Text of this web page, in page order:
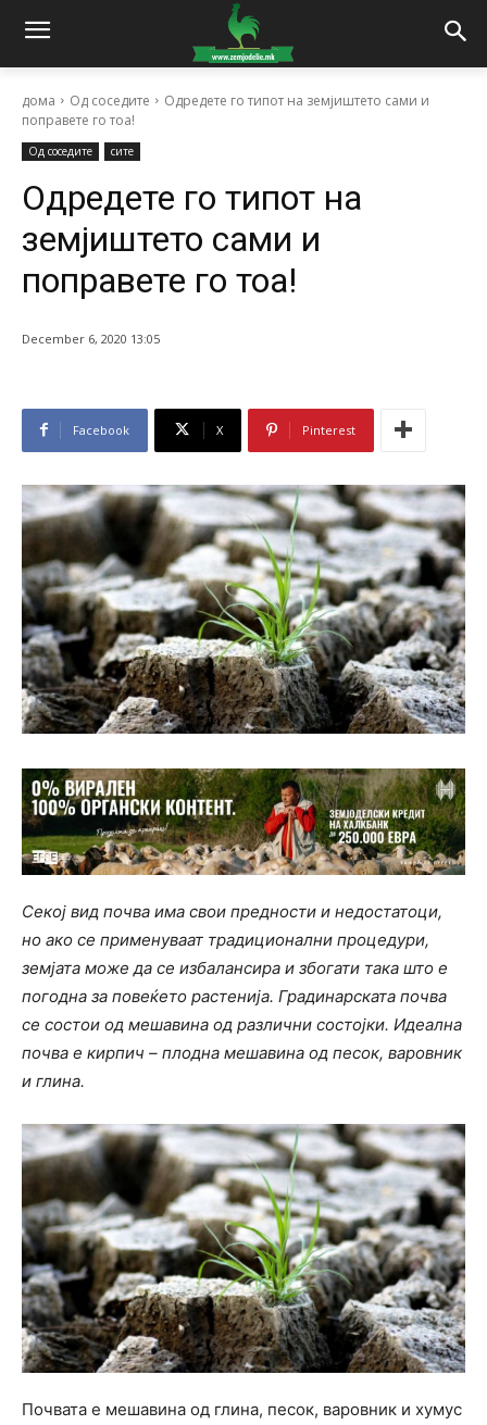
дома Од соседите
Одредете го типот на земјиштето сами и
поправете го тоа!
Од соседите сите
Одредете го типот на
земјиштето сами и
поправете го тоа!
December 6, 2020 13:05
Facebook X Pinterest
Секој вид почва има свои предности и недостатоци,
но ако се применуваат традиционални процедури,
земјата може да се избалансира и збогати така што е
погодна за повеќето растенија. Градинарската почва
се состои од мешавина од различни состојки. Идеална
почва е кирпич – плодна мешавина од песок, варовник
и глина.
Почвата е мешавина од глина, песок, варовник и хумус